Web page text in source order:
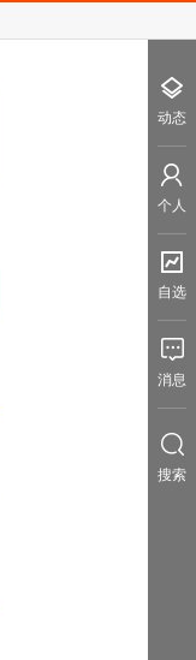
动态
个人
自选
消息
搜索